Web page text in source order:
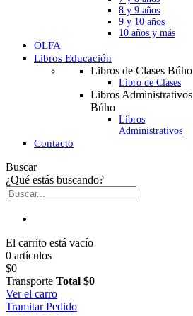
8 y 9 años
9 y 10 años
10 años y más
OLFA
Libros Educación
Libros de Clases Búho
Libro de Clases
Libros Administrativos
Búho
Libros
Administrativos
Contacto
Buscar
¿Qué estás buscando?
El carrito está vacío
0 artículos
$0
Transporte Total $0
Ver el carro
Tramitar Pedido